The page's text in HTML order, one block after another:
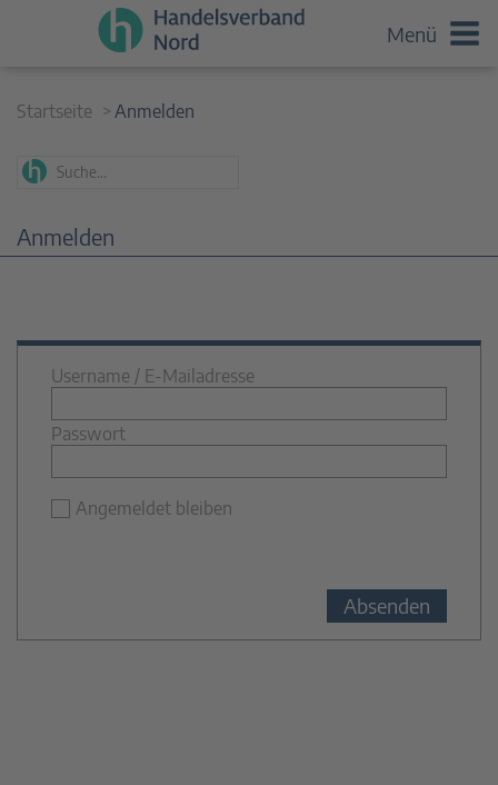
Menü
Startseite Anmelden
Anmelden
Username / E-Mailadresse
Passwort
Angemeldet bleiben